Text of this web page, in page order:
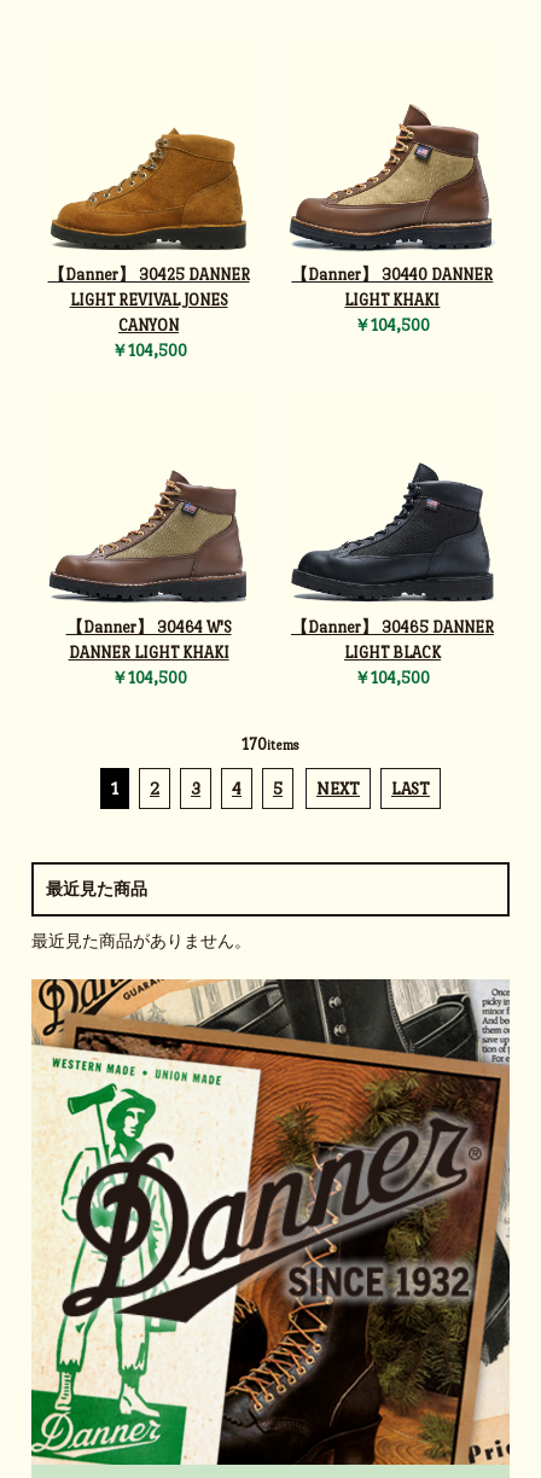
【Danner】 30425 DANNER
LIGHT REVIVAL JONES
CANYON
￥104,500
【Danner】 30440 DANNER
LIGHT KHAKI
￥104,500
【Danner】 30464 W'S
DANNER LIGHT KHAKI
￥104,500
【Danner】 30465 DANNER
LIGHT BLACK
￥104,500
170items
1 2 3 4 5 NEXT LAST
最近見た商品
最近見た商品がありません。